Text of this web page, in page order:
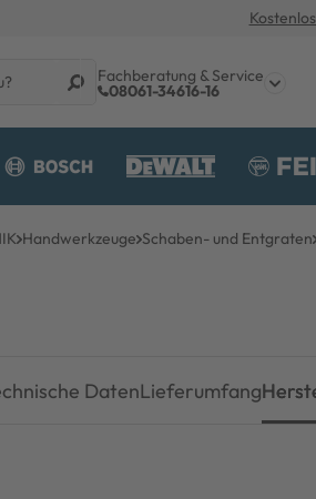
Fachberatung & Service
08061-34616-16
Handwerkzeuge Schaben- und Entgraten
DatenLieferumfang